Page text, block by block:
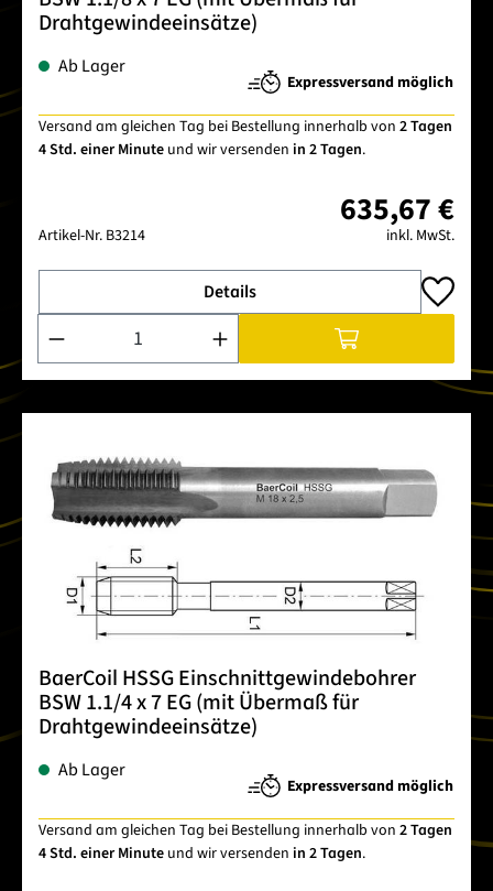
Drahtgewindeeinsätze)
Ab Lager
Expressversand möglich
Versand am gleichen Tag bei Bestellung innerhalb von 2 Tagen
4 Std. einer Minute und wir versenden in 2 Tagen.
Artikel-Nr. B3214
635,67 €
inkl. MwSt.
Details
Produkt Anzahl: Gib den gewünschten Wert ein oder
BaerCoil HSSG Einschnittgewindebohrer
BSW 1.1/4 x 7 EG (mit Übermaß für
Drahtgewindeeinsätze)
Ab Lager
Expressversand möglich
Versand am gleichen Tag bei Bestellung innerhalb von 2 Tagen
4 Std. einer Minute und wir versenden in 2 Tagen.